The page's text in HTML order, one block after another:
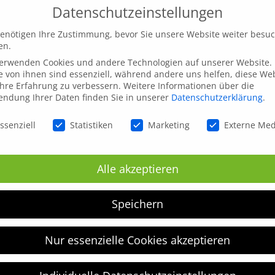
nächsten Kommentar speichern.
Datenschutzeinstellungen
Ihre Zustimmung, bevor Sie unsere Website weiter
Cookies und andere Technologien auf unserer Website.
von ihnen sind essenziell, während andere uns helfen, diese
Erfahrung zu verbessern. Weitere Informationen über die
Ihrer Daten finden Sie in unserer Datenschutzerklärung.
Statistiken Marketing Externe
Alle akzeptieren
Speichern
Nur essenzielle Cookies akzeptieren